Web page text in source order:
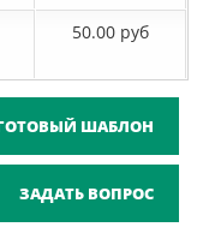
50.00 руб
ШАБЛОН
ЗАДАТЬ ВОПРОС